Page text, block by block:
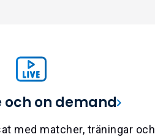
och on demand
med matcher, träningar och